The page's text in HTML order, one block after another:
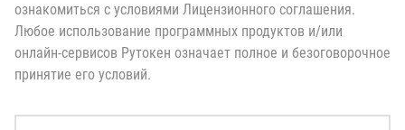
ознакомиться с условиями Лицензионного соглашения.
Любое использование программных продуктов и/или
онлайн-сервисов Рутокен означает полное и безоговорочное
принятие его условий.